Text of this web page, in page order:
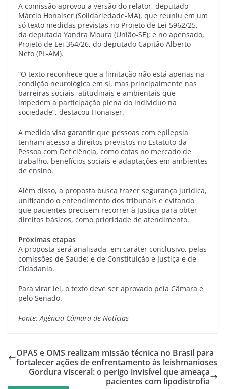
A comissão aprovou a versão do relator, deputado
Márcio Honaiser (Solidariedade-MA), que reuniu em um
só texto medidas previstas no Projeto de Lei 5962/25,
da deputada Yandra Moura (União-SE); e no apensado,
Projeto de Lei 364/26, do deputado Capitão Alberto
Neto (PL-AM).
“O texto reconhece que a limitação não está apenas na
condição neurológica em si, mas principalmente nas
barreiras sociais, atitudinais e ambientais que
impedem a participação plena do indivíduo na
sociedade”, destacou Honaiser.
A medida visa garantir que pessoas com epilepsia
tenham acesso a direitos previstos no Estatuto da
Pessoa com Deficiência, como cotas no mercado de
trabalho, benefícios sociais e adaptações em ambientes
de ensino.
Além disso, a proposta busca trazer segurança jurídica,
unificando o entendimento dos tribunais e evitando
que pacientes precisem recorrer à Justiça para obter
direitos básicos, como prioridade de atendimento.
Próximas etapas
A proposta será analisada, em caráter conclusivo, pelas
comissões de Saúde; e de Constituição e Justiça e de
Cidadania.
Para virar lei, o texto deve ser aprovado pela Câmara e
pelo Senado.
Fonte: Agência Câmara de Notícias
OPAS e OMS realizam missão técnica no Brasil para
fortalecer ações de enfrentamento às leishmanioses
Gordura visceral: o perigo invisível que ameaça
pacientes com lipodistrofia